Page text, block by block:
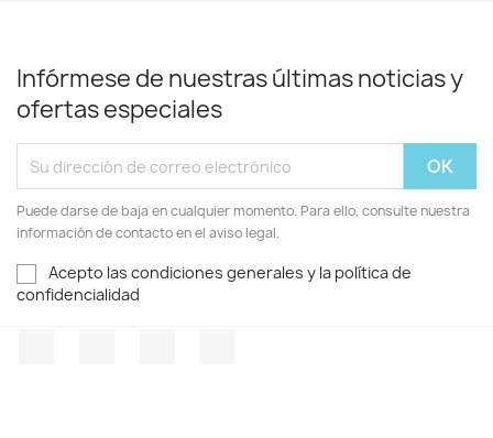
Infórmese de nuestras últimas noticias y
ofertas especiales
Puede darse de baja en cualquier momento. Para ello, consulte nuestra
información de contacto en el aviso legal.
Acepto las condiciones generales y la política de
confidencialidad